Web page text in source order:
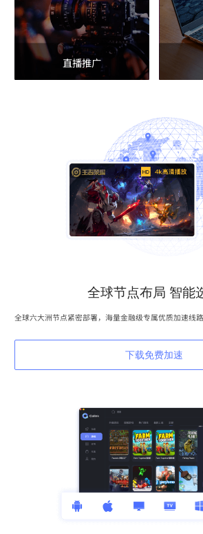
直播推广
全球节点布局 智能
全球六大洲节点紧密部署，海量金融级专属优质加速线
下载免费加速